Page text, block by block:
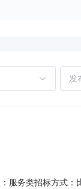
服务类招标方式：